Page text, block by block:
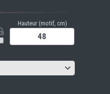
Hauteur (motif, cm)